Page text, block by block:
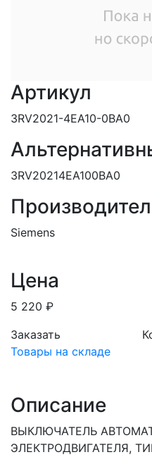
Артикул
3RV2021-4EA10-0BA0
3RV20214EA100BA0
Siemens
Цена
5 220 ₽
Заказать
Товары на складе
Описание
ВЫКЛЮЧАТЕЛЬ
ЭЛЕКТРОДВИГАТЕЛЯ,